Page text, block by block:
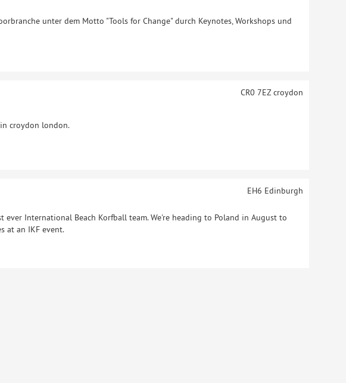
unter dem Motto "Tools for Change" durch Keynotes, Workshops und
croydon london.
CR0 7EZcroydon
ever International Beach Korfball team. We're heading to Poland in August to
at an IKF event.
EH6 Edinburgh